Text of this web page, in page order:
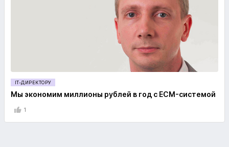
IT-ДИРЕКТОРУ
Мы экономим миллионы рублей в год с ECM-системой
1